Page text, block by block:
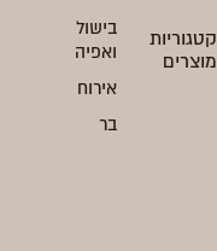
קטגוריות
מוצרים
בישול
ואפיה
אירוח
בר